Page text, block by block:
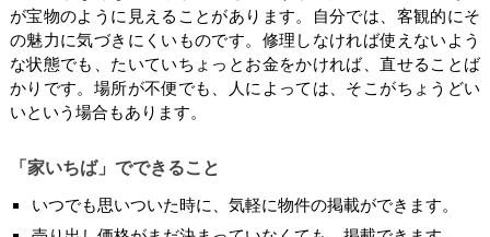
が宝物のように見えることがあります。自分では、客観的にそ
の魅力に気づきにくいものです。修理しなければ使えないよう
な状態でも、たいていちょっとお金をかければ、直せることば
かりです。場所が不便でも、人によっては、そこがちょうどい
いという場合もあります。
「家いちば」でできること
いつでも思いついた時に、気軽に物件の掲載ができます。